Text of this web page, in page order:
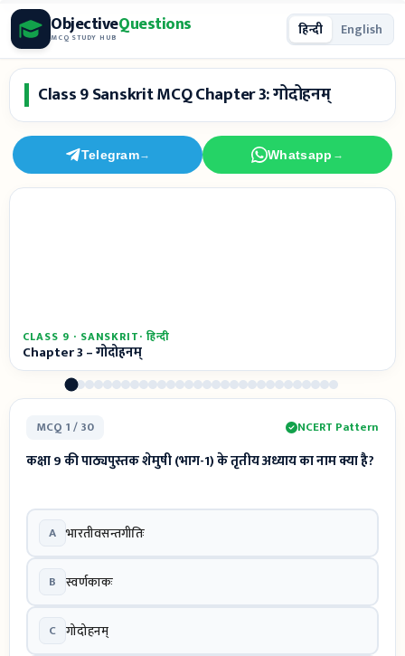
Skip
to
content
ObjectiveQuestions
MCQ STUDY HUB हिन्दी English
Class 9 Sanskrit MCQ Chapter 3: गोदोहनम्
Telegram→ Whatsapp →
CLASS 9 · SANSKRIT· हिन्दी
Chapter 3 – गोदोहनम्
MCQ 1 / 30 NCERT Pattern
कक्षा 9 की पाठ्यपुस्तक शेमुषी (भाग-1) के तृतीय अध्याय का नाम क्या है?
A भारतीवसन्तगीतिः
B स्वर्णकाकः
C गोदोहनम्